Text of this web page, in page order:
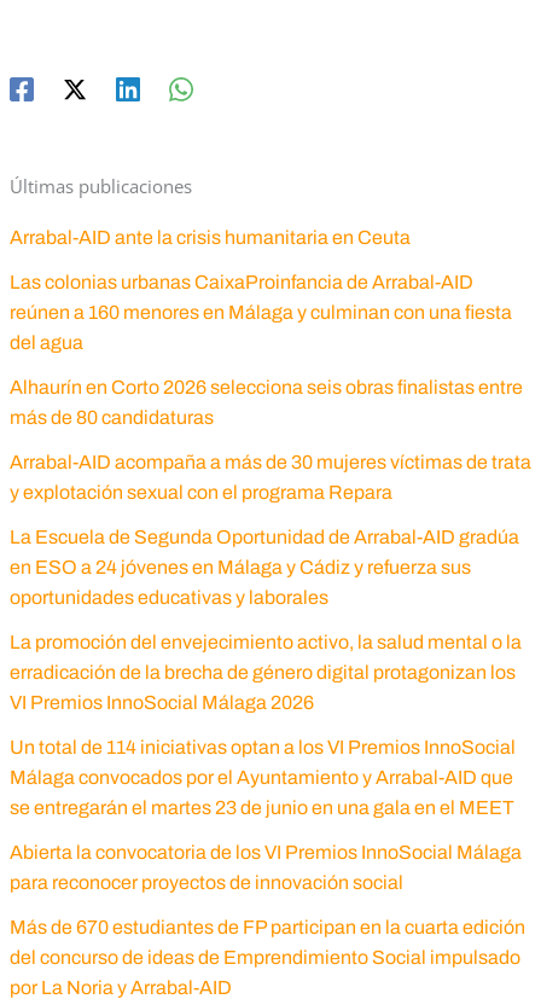
Últimas publicaciones
Arrabal-AID ante la crisis humanitaria en Ceuta
Las colonias urbanas CaixaProinfancia de Arrabal-AID
reúnen a 160 menores en Málaga y culminan con una fiesta
del agua
Alhaurín en Corto 2026 selecciona seis obras finalistas entre
más de 80 candidaturas
Arrabal-AID acompaña a más de 30 mujeres víctimas de trata
y explotación sexual con el programa Repara
La Escuela de Segunda Oportunidad de Arrabal-AID gradúa
en ESO a 24 jóvenes en Málaga y Cádiz y refuerza sus
oportunidades educativas y laborales
La promoción del envejecimiento activo, la salud mental o la
erradicación de la brecha de género digital protagonizan los
VI Premios InnoSocial Málaga 2026
Un total de 114 iniciativas optan a los VI Premios InnoSocial
Málaga convocados por el Ayuntamiento y Arrabal-AID que
se entregarán el martes 23 de junio en una gala en el MEET
Abierta la convocatoria de los VI Premios InnoSocial Málaga
para reconocer proyectos de innovación social
Más de 670 estudiantes de FP participan en la cuarta edición
del concurso de ideas de Emprendimiento Social impulsado
por La Noria y Arrabal-AID